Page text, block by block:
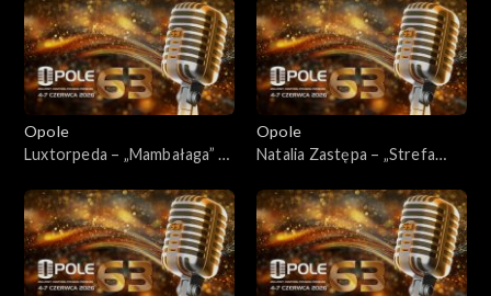
Opole
Luxtorpeda – „Mambałaga” /
Opole
Natalia Zastępa – „Strefa